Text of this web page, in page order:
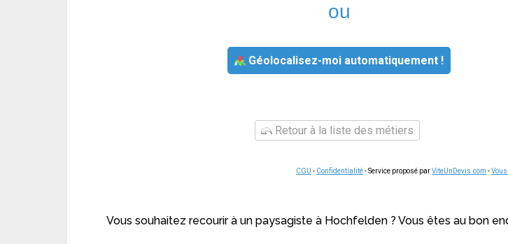
ou
Géolocalisez-moi automatiquement !
Retour à la liste des métiers
CGU - Confidentialité- Service proposé parViteUnDevis.com -
Vous souhaitez recourir à un paysagiste à Hochfelden ? Vous êtes au bon